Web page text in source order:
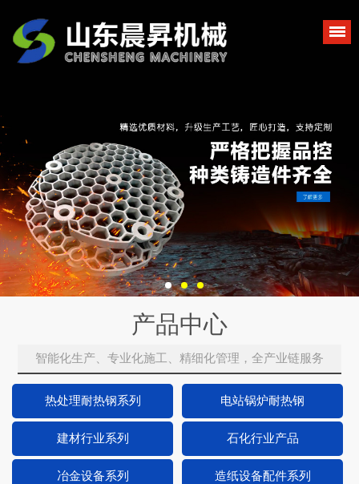
产品中心
智能化生产、专业化施工、精细化管理，全产业链服务
热处理耐热钢系列 电站锅炉耐热钢
建材行业系列 石化行业产品
冶金设备系列 造纸设备配件系列